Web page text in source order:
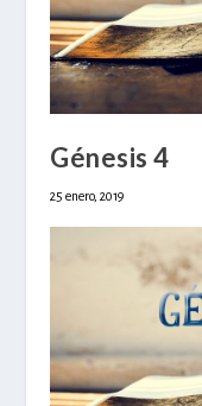
Génesis 4
25 enero, 2019